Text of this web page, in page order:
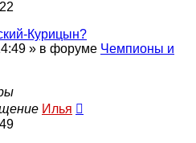
Курицын?
» в форуме Чемпионы и
Илья